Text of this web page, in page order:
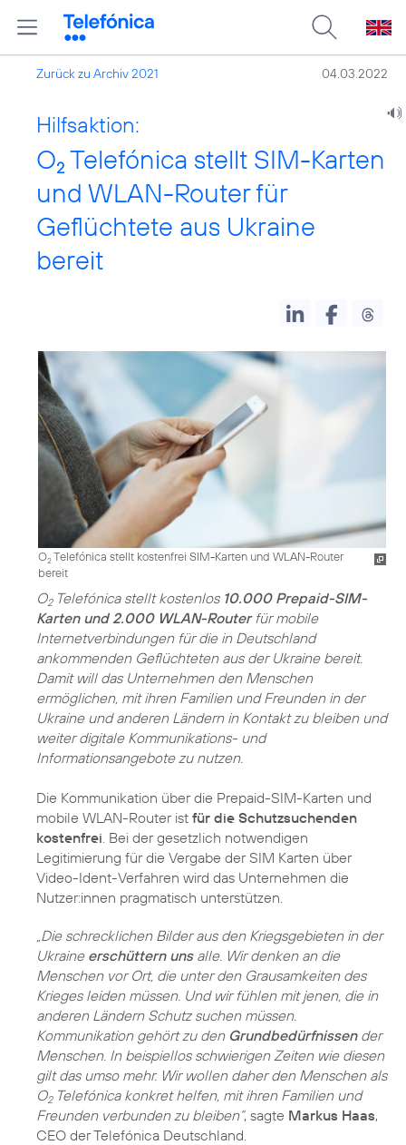
Zurück zu Archiv 2021 04.03.2022
Hilfsaktion:
O2 Telefónica stellt SIM-Karten
und WLAN-Router für
Geflüchtete aus Ukraine
bereit
O2Telefónica stellt kostenfrei SIM-Karten und WLAN-Router
bereit
O2Telefónica stellt kostenlos 10.000 Prepaid-SIM-
Karten und 2.000 WLAN-Routerfür mobile
Internetverbindungen für die in Deutschland
ankommenden Geflüchteten aus der Ukraine bereit.
Damit will das Unternehmen den Menschen
ermöglichen, mit ihren Familien und Freunden in der
Ukraine und anderen Ländern in Kontakt zu bleiben und
weiter digitale Kommunikations- und
Informationsangebote zu nutzen.
Die Kommunikation über die Prepaid-SIM-Karten und
mobile WLAN-Router ist für die Schutzsuchenden
kostenfrei . Bei der gesetzlich notwendigen
Legitimierung für die Vergabe der SIM Karten über
Video-Ident-Verfahren wird das Unternehmen die
Nutzer:innen pragmatisch unterstützen.
„Die schrecklichen Bilder aus den Kriegsgebieten in der
Ukraine erschüttern unsalle. Wir denken an die
Menschen vor Ort, die unter den Grausamkeiten des
Krieges leiden müssen. Und wir fühlen mit jenen, die in
anderen Ländern Schutz suchen müssen.
Kommunikation gehört zu den Grundbedürfnissender
Menschen. In beispiellos schwierigen Zeiten wie diesen
gilt das umso mehr. Wir wollen daher den Menschen als
O2Telefónica konkret helfen, mit ihren Familien und
Freunden verbunden zu bleiben“, sagte Markus Haas,
CEO der Telefónica Deutschland.